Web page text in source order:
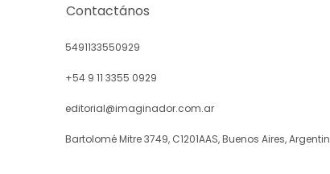
Contactános
5491133550929
+54 9 11 3355 0929
editorial@imaginador.com.ar
Bartolomé Mitre 3749, C1201AAS, Buenos Aires,